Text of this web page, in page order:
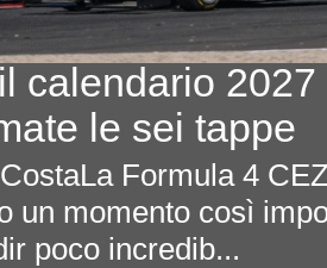
calendario 2027
le sei tappe
Formula 4
un momento così
poco incredib...